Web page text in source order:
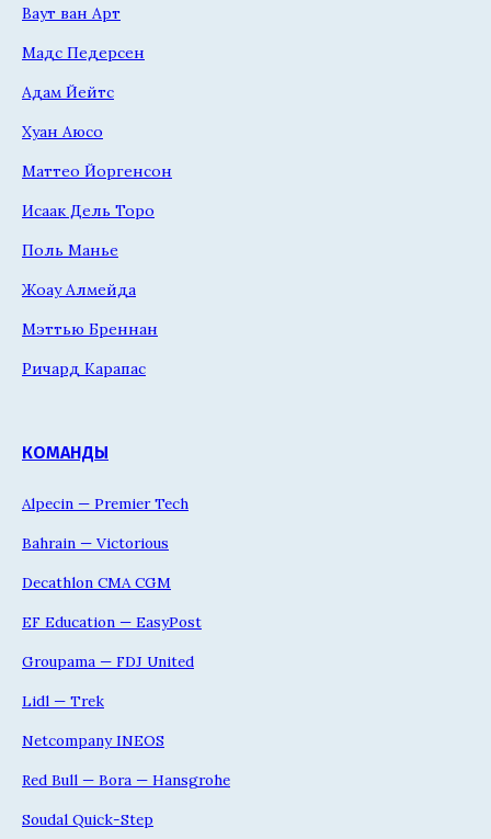
Ваут ван Арт
Мадс Педерсен
Адам Йейтс
Хуан Аюсо
Маттео Йоргенсон
Исаак Дель Торо
Поль Манье
Жоау Алмейда
Мэттью Бреннан
Ричард Карапас
КОМАНДЫ
Alpecin — Premier Tech
Bahrain — Victorious
Decathlon CMA CGM
EF Education — EasyPost
Groupama — FDJ United
Lidl — Trek
Netcompany INEOS
Red Bull — Bora — Hansgrohe
Soudal Quick-Step